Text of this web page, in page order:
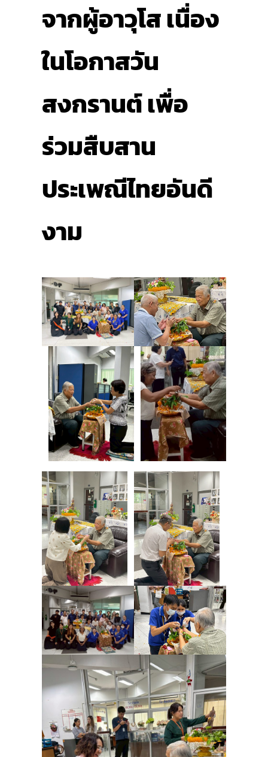
จากผู้อาวุโส เนื่อง
ในโอกาสวัน
สงกรานต์ เพื่อ
ร่วมสืบสาน
ประเพณีไทยอันดี
งาม